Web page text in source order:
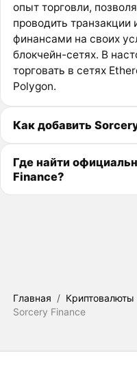
опыт торговли,
проводить транзакции
финансами на своих
блокчейн-сетях. В
торговать в сетях
Polygon.
Как добавить
Где найти
Finance?
Главная / Криптовалюты
Sorcery Finance